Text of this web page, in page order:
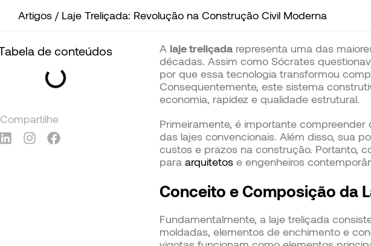
Artigos / Laje Treliçada: Revolução na Construção Civil Moderna
de conteúdos
Compartilhe
A laje treliçadarepresenta uma das
décadas. Assim como Sócrates
por que essa tecnologia transformou
Consequentemente, este sistema
economia, rapidez e qualidade estrutural.
Primeiramente, é importante
das lajes convencionais. Além disso, sua
custos e prazos na construção. Portanto,
para arquitetose engenheiros
Conceito e Composição da
Fundamentalmente, a laje treliçada
moldadas, elementos de enchimento e